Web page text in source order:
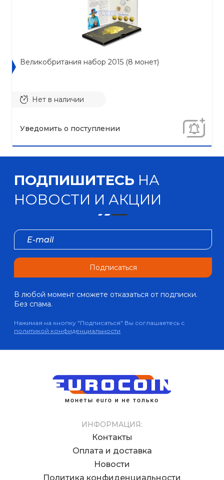
Великобритания набор 2015 (8 монет)
Нет в наличии
Уведомить о поступлении
ПОДПИШИТЕСЬ НА
НОВОСТИ И АКЦИИ
Подписаться
В любой момент сможете отказаться от подписки.
Без спама.
Нажимая на кнопку "Подписаться" Вы соглашаетесь с
политикой конфиденциальности
ИНФОРМАЦИЯ:
Контакты
Оплата и доставка
Новости
Политика конфиденциальности